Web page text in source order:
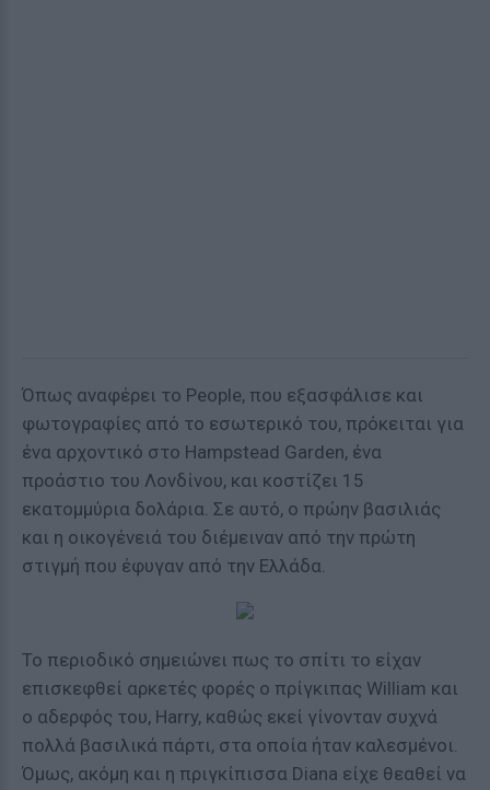
Όπως αναφέρει το People, που εξασφάλισε και
φωτογραφίες από το εσωτερικό του, πρόκειται για
ένα αρχοντικό στο Hampstead Garden, ένα
προάστιο του Λονδίνου, και κοστίζει 15
εκατομμύρια δολάρια. Σε αυτό, ο πρώην βασιλιάς
και η οικογένειά του διέμειναν από την πρώτη
στιγμή που έφυγαν από την Ελλάδα.
Το περιοδικό σημειώνει πως το σπίτι το είχαν
επισκεφθεί αρκετές φορές ο πρίγκιπας William και
ο αδερφός του, Harry, καθώς εκεί γίνονταν συχνά
πολλά βασιλικά πάρτι, στα οποία ήταν καλεσμένοι.
Όμως, ακόμη και η πριγκίπισσα Diana είχε θεαθεί να